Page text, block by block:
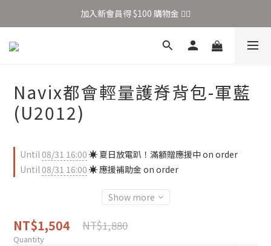
加入新會員得 $100 購物金 👉🏻
加入新會員得 $100 購物金 👉🏻
Navix都會輕量護脊背包-軍藍
(U2012)
Until08/31 16:00 ☀️ 夏日放電趴！滿額贈應援中 on order
Until08/31 16:00 ☀️ 應援補助金 on order
Show more
NT$1,504 NT$1,880
Quantity